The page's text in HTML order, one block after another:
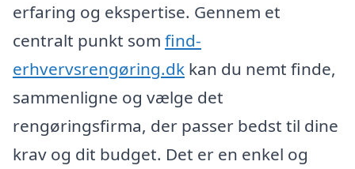
erfaring og ekspertise. Gennem et
centralt punkt som find-
erhvervsrengøring.dk kan du nemt finde,
sammenligne og vælge det
rengøringsfirma, der passer bedst til dine
krav og dit budget. Det er en enkel og